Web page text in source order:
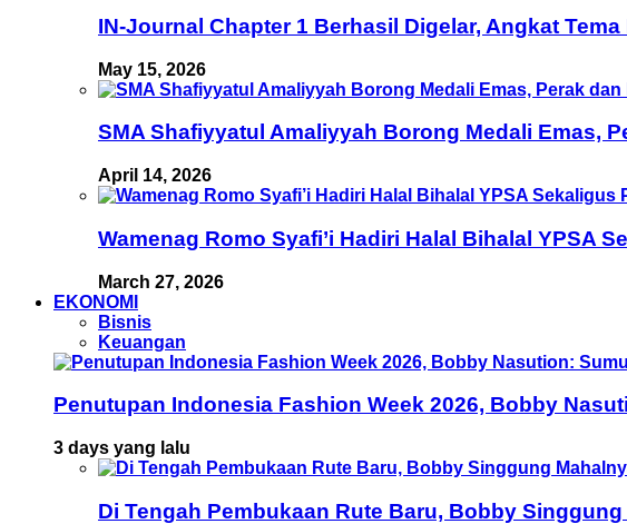
IN-Journal Chapter 1 Berhasil Digelar, Angkat
May 15, 2026
SMA Shafiyyatul Amaliyyah Borong Medali Emas,
April 14, 2026
Wamenag Romo Syafi’i Hadiri Halal Bihalal YPSA
March 27, 2026
EKONOMI
Bisnis
Keuangan
Penutupan Indonesia Fashion Week 2026, Bobby
3 days yang lalu
Di Tengah Pembukaan Rute Baru, Bobby